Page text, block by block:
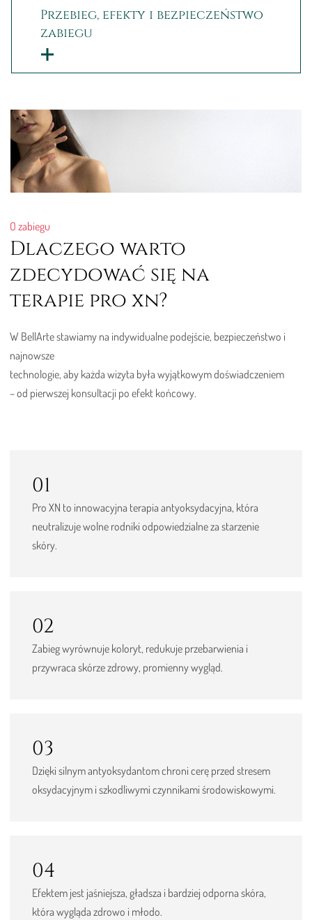
Przebieg, efekty i bezpieczeństwo
zabiegu
O zabiegu
Dlaczego warto
zdecydować się na
terapie pro xn?
W BellArte stawiamy na indywidualne podejście, bezpieczeństwo i
najnowsze
technologie, aby każda wizyta była wyjątkowym doświadczeniem
– od pierwszej konsultacji po efekt końcowy.
01
Pro XN to innowacyjna terapia antyoksydacyjna, która
neutralizuje wolne rodniki odpowiedzialne za starzenie
skóry.
02
Zabieg wyrównuje koloryt, redukuje przebarwienia i
przywraca skórze zdrowy, promienny wygląd.
03
Dzięki silnym antyoksydantom chroni cerę przed stresem
oksydacyjnym i szkodliwymi czynnikami środowiskowymi.
04
Efektem jest jaśniejsza, gładsza i bardziej odporna skóra,
która wygląda zdrowo i młodo.